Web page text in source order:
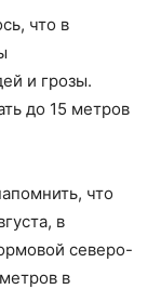
что в
и грозы.
до 15 метров
что
в
северо-
в